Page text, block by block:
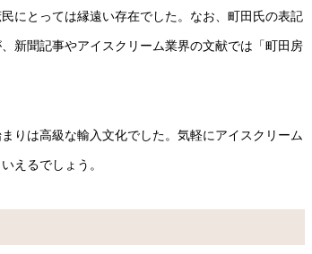
にとっては縁遠い存在でした。なお、町田氏の表記
新聞記事やアイスクリーム業界の文献では「町田房
りは高級な輸入文化でした。気軽にアイスクリーム
えるでしょう。